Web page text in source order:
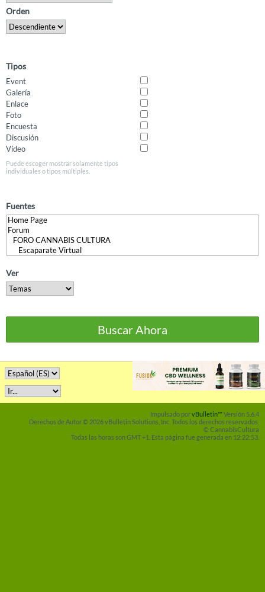
Orden
Tipos
Event
Galería
Enlace
Foto
Encuesta
Discusión
Vídeo
Puede escoger mostrar solamente tipos
individuales o tipos múltiples.
Fuentes
Ver
Buscar Ahora
Impulsado porvBulletin™Versión 5.6.4
Derechos de Autor © 2026 vBulletin Solutions, Inc. Todos los derechos reservados.
© CannabisCultura
Todas las horas son GMT +1. Esta página fue generada en 12:22:53.